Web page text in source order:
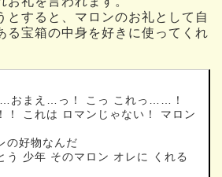
とすると、マロンのお礼として自
る宝箱の中身を好きに使ってくれ
…おまえ…っ！ こっ これっ……！
！ これは ロマンじゃない！ マロン
の好物なんだ
う 少年 そのマロン オレに くれる